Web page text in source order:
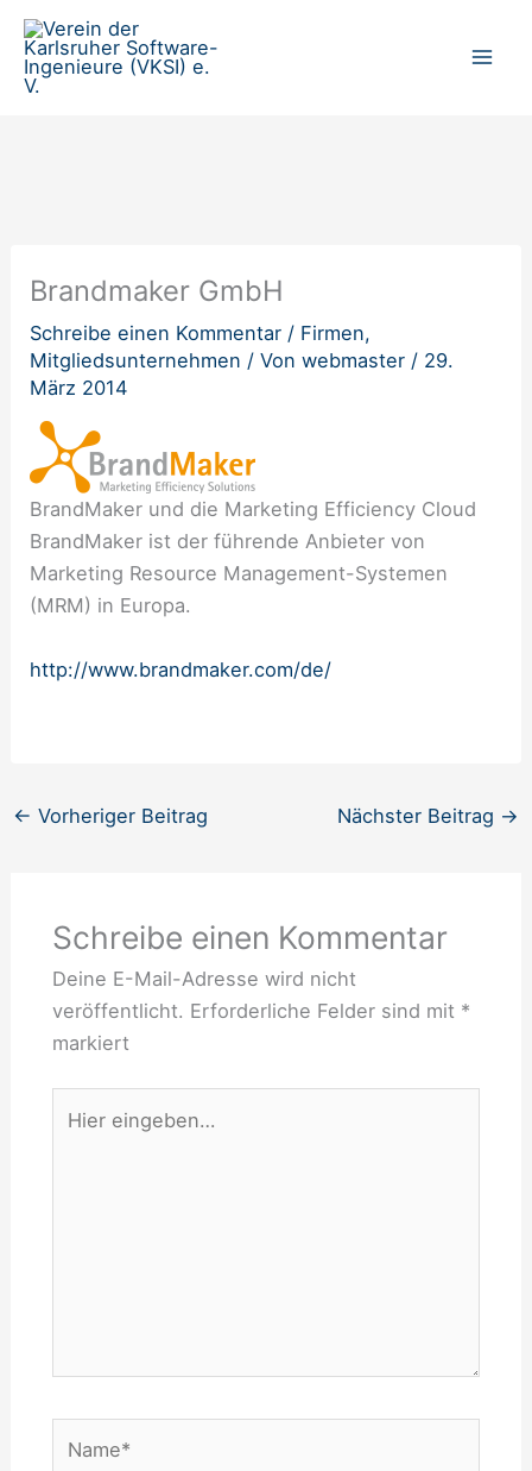
Zum
Inhalt
springen
Brandmaker GmbH
Schreibe einen Kommentar / Firmen,
Mitgliedsunternehmen / Vonwebmaster / 29.
März 2014
BrandMaker und die Marketing Efficiency Cloud
BrandMaker ist der führende Anbieter von
Marketing Resource Management-Systemen
(MRM) in Europa.
http://www.brandmaker.com/de/
← Vorheriger Beitrag Nächster Beitrag →
Schreibe einen Kommentar
Deine E-Mail-Adresse wird nicht
veröffentlicht. Erforderliche Felder sind mit *
markiert
eingeben…